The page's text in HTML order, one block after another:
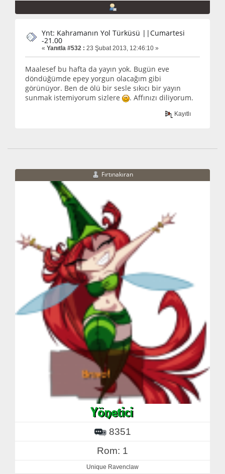
Ynt: Kahramanın Yol Türküsü ||Cumartesi
-21.00
« Yanıtla #532 : 23 Şubat 2013, 12:46:10 »
Maalesef bu hafta da yayın yok. Bugün eve
döndüğümde epey yorgun olacağım gibi
görünüyor. Ben de ölü bir sesle sıkıcı bir yayın
sunmak istemiyorum sizlere
. Affınızı diliyorum.
Kayıtlı
Fırtınakıran
8351
Rom: 1
Unique Ravenclaw